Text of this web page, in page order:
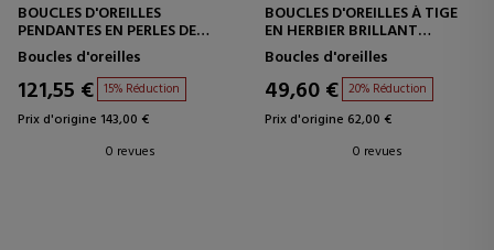
BOUCLES D'OREILLES
PENDANTES EN PERLES DE
CULTURE D'EAU DOUCE
293152C01
Boucles d'oreilles
121,55 € 15% Réduction
Prix d'origine 143,00 €
0 revues
BOUCLES D'OREILLES À TIGE
EN HERBIER BRILLANT
292633C01
Boucles d'oreilles
49,60 € 20% Réduction
Prix d'origine 62,00 €
0 revues